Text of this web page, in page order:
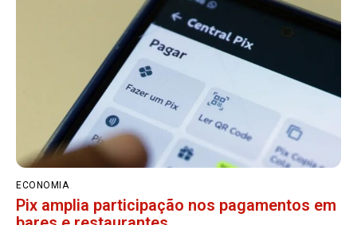
ECONOMIA
Pix amplia participação nos pagamentos em